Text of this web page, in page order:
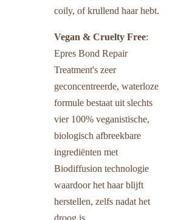
coily, of krullend haar hebt.
Vegan & Cruelty Free:
Epres Bond Repair
Treatment's zeer
geconcentreerde, waterloze
formule bestaat uit slechts
vier 100% veganistische,
biologisch afbreekbare
ingrediënten met
Biodiffusion technologie
waardoor het haar blijft
herstellen, zelfs nadat het
droog is.